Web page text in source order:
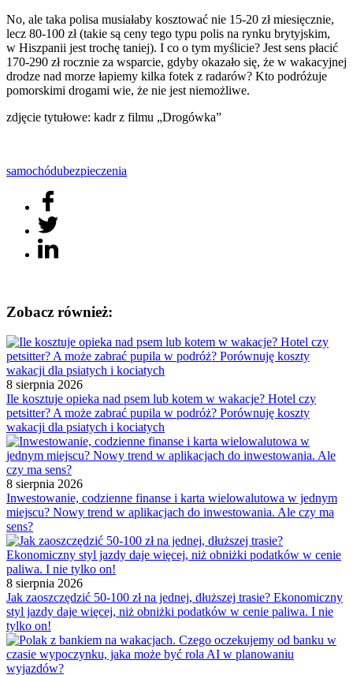
No, ale taka polisa musiałaby kosztować nie 15-20 zł miesięcznie,
lecz 80-100 zł (takie są ceny tego typu polis na rynku brytyjskim,
w Hiszpanii jest trochę taniej). I co o tym myślicie? Jest sens płacić
170-290 zł rocznie za wsparcie, gdyby okazało się, że w wakacyjnej
drodze nad morze łapiemy kilka fotek z radarów? Kto podróżuje
pomorskimi drogami wie, że nie jest niemożliwe.
zdjęcie tytułowe: kadr z filmu „Drogówka”
samochódubezpieczenia
Zobacz również:
8 sierpnia 2026
Ile kosztuje opieka nad psem lub kotem w wakacje? Hotel czy
petsitter? A może zabrać pupila w podróż? Porównuję koszty
wakacji dla psiatych i kociatych
8 sierpnia 2026
Inwestowanie, codzienne finanse i karta wielowalutowa w jednym
miejscu? Nowy trend w aplikacjach do inwestowania. Ale czy ma
sens?
8 sierpnia 2026
Jak zaoszczędzić 50-100 zł na jednej, dłuższej trasie? Ekonomiczny
styl jazdy daje więcej, niż obniżki podatków w cenie paliwa. I nie
tylko on!